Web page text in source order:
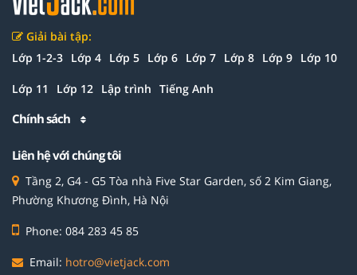
Giải bài tập:
Lớp 1-2-3 Lớp 4 Lớp 5 Lớp 6 Lớp 7 Lớp 8 Lớp 9 Lớp 10
Lớp 11 Lớp 12 Lập trình Tiếng Anh
Chính sách
Liên hệ với chúng tôi
Tầng 2, G4 - G5 Tòa nhà Five Star Garden, số 2 Kim Giang,
Phường Khương Đình, Hà Nội
Phone: 084 283 45 85
Email: hotro@vietjack.com